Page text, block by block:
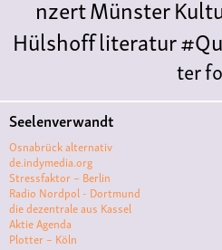
nzertMünster
Hülshoffliteratur
ter
LiteraturePolyamorie
Polyamorietreff
Monogamie
ismuskunst
Seelenverwandt
Osnabrück alternativ
de.indymedia.org
Stressfaktor – Berlin
Radio Nordpol - Dortmund
die dezentrale aus Kassel
Aktie Agenda
Plotter – Köln